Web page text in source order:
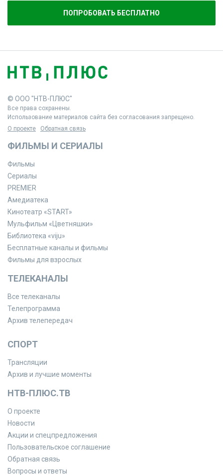
ПОПРОБОВАТЬ БЕСПЛАТНО
© ООО "НТВ-ПЛЮС"
Все права сохранены.
Использование материалов сайта без согласования запрещено.
О проекте
Обратная связь
ФИЛЬМЫ И СЕРИАЛЫ
Фильмы
Сериалы
PREMIER
Амедиатека
Кинотеатр «START»
Мульфильм «Цветняшки»
Библиотека «viju»
Бесплатные каналы и фильмы
Фильмы для взрослых
ТЕЛЕКАНАЛЫ
Все телеканалы
Телепрограмма
Архив телепередач
СПОРТ
Трансляции
Архив и лучшие моменты
НТВ-ПЛЮС.ТВ
О проекте
Новости
Акции и спецпредложения
Пользовательское соглашение
Обратная связь
Вопросы и ответы